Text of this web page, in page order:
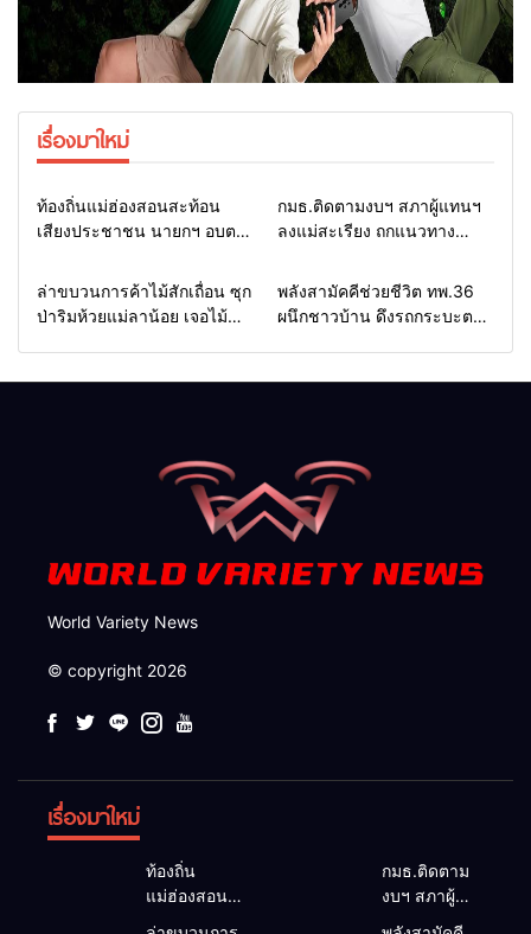
เรื่องมาใหม่
Home รอบรั้วทั่วไทย
ท้องถิ่นแม่ฮ่องสอนสะท้อน
เสียงประชาชน นายกฯ อบต.-
สภาฯ ขอหนุนงบพัฒนาถนน
แหล่งน้ำ และท่องเที่ยว
Home รอบรั้วทั่วไทย
กมธ.ติดตามงบฯ สภาผู้แทนฯ
ลงแม่สะเรียง ถกแนวทาง
พื้นที่ หนุนท่องเที่ยว 3 อำเภอ
ชายแดน
Home รอบรั้วทั่วไทย
ล่าขบวนการค้าไม้สักเถื่อน ซุก
ป่าริมห้วยแม่ลาน้อย เจอไม้
Home แวดวงทหาร
พลังสามัคคีช่วยชีวิต ทพ.36
ผนึกชาวบ้าน ดึงรถกระบะตก
World Variety News
© copyright 2026
เรื่องมาใหม่
ท้องถิ่น
แม่ฮ่องสอน
กมธ.ติดตาม
งบฯ สภาผู้